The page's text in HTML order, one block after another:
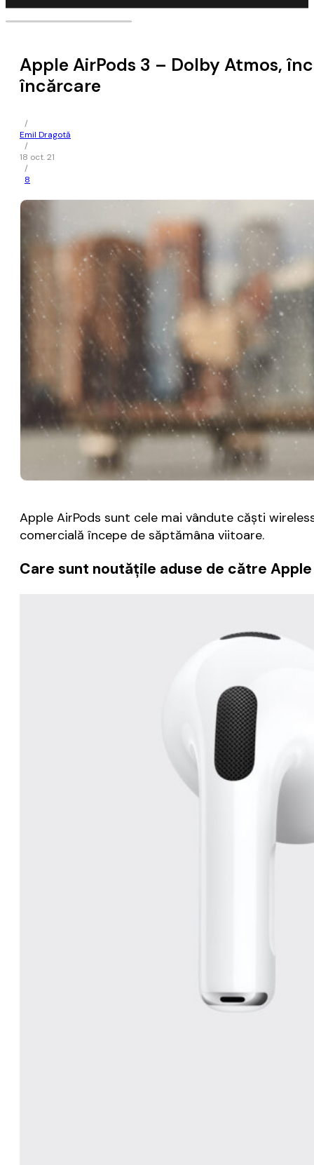
Apple AirPods 3 – Dolby Atmos,
încărcare
/
Emil Dragotă
/
18 oct. 21
/
8
Apple AirPods sunt cele mai vândute căști
comercială începe de săptămâna viitoare.
Care sunt noutățile aduse de către